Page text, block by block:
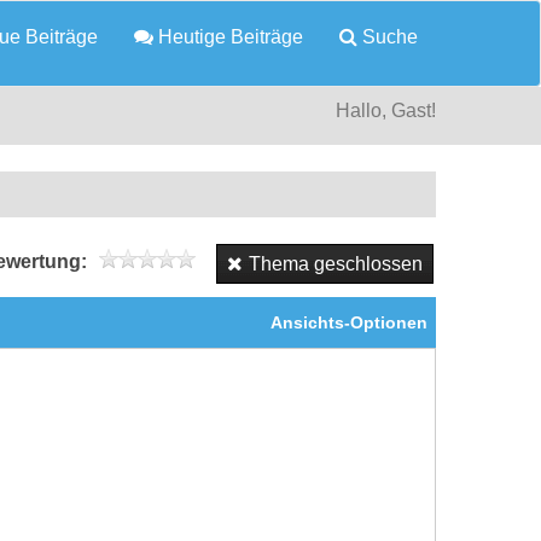
Beiträge Heutige Beiträge Suche
Hallo, Gast!
Thema geschlossen
Ansichts-Optionen